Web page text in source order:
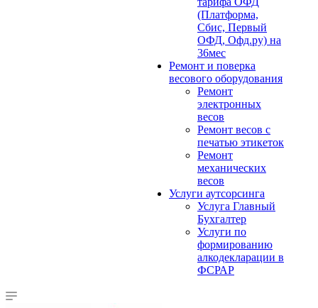
(Платформа,
Сбис, Первый
ОФД, Офд.ру) на
36мес
Ремонт и поверка
весового оборудования
Ремонт
электронных
весов
Ремонт весов с
печатью этикеток
Ремонт
механических
весов
Услуги аутсорсинга
Услуга Главный
Бухгалтер
Услуги по
формированию
алкодекларации в
ФСРАР